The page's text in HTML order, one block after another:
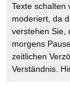
Texte schalten
moderiert, da
verstehen Sie,
morgens
zeitlichen
Verständnis.